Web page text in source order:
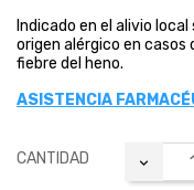
Indicado en el alivio
origen alérgico en
fiebre del heno.
ASISTENCIA
CANTIDAD